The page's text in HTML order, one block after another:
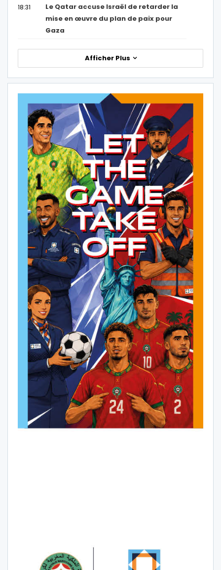
18:31
Le Qatar accuse Israël de retarder la
mise en œuvre du plan de paix pour
Gaza
Afficher Plus